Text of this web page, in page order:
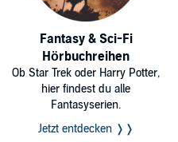
Fantasy & Sci-Fi
Hörbuchreihen
Ob Star Trek oder Harry Potter,
hier findest du alle
Fantasyserien.
Jetzt entdecken ❭❭